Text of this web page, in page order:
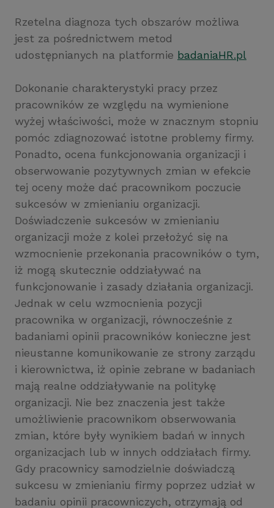
Rzetelna diagnoza tych obszarów możliwa
jest za pośrednictwem metod
udostępnianych na platformie badaniaHR.pl
Dokonanie charakterystyki pracy przez
pracowników ze względu na wymienione
wyżej właściwości, może w znacznym stopniu
pomóc zdiagnozować istotne problemy firmy.
Ponadto, ocena funkcjonowania organizacji i
obserwowanie pozytywnych zmian w efekcie
tej oceny może dać pracownikom poczucie
sukcesów w zmienianiu organizacji.
Doświadczenie sukcesów w zmienianiu
organizacji może z kolei przełożyć się na
wzmocnienie przekonania pracowników o tym,
iż mogą skutecznie oddziaływać na
funkcjonowanie i zasady działania organizacji.
Jednak w celu wzmocnienia pozycji
pracownika w organizacji, równocześnie z
badaniami opinii pracowników konieczne jest
nieustanne komunikowanie ze strony zarządu
i kierownictwa, iż opinie zebrane w badaniach
mają realne oddziaływanie na politykę
organizacji. Nie bez znaczenia jest także
umożliwienie pracownikom obserwowania
zmian, które były wynikiem badań w innych
organizacjach lub w innych oddziałach firmy.
Gdy pracownicy samodzielnie doświadczą
sukcesu w zmienianiu firmy poprzez udział w
badaniu opinii pracowniczych, otrzymają od